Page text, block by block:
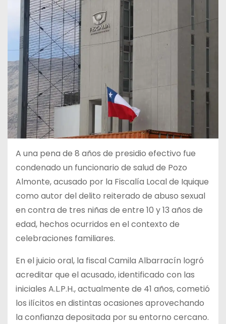
A una pena de 8 años de presidio efectivo fue
condenado un funcionario de salud de Pozo
Almonte, acusado por la Fiscalía Local de Iquique
como autor del delito reiterado de abuso sexual
en contra de tres niñas de entre 10 y 13 años de
edad, hechos ocurridos en el contexto de
celebraciones familiares.
En el juicio oral, la fiscal Camila Albarracín logró
acreditar que el acusado, identificado con las
iniciales A.L.P.H., actualmente de 41 años, cometió
los ilícitos en distintas ocasiones aprovechando
la confianza depositada por su entorno cercano.